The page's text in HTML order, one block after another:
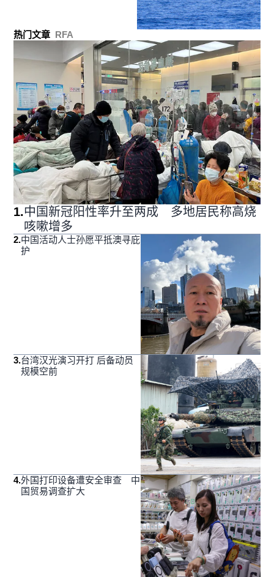
热门文章 RFA
1.中国新冠阳性率升至两成 多地居民称高烧
咳嗽增多
2.中国活动人士孙愿平抵澳寻庇
护
3.台湾汉光演习开打 后备动员
规模空前
4.外国打印设备遭安全审查 中
国贸易调查扩大